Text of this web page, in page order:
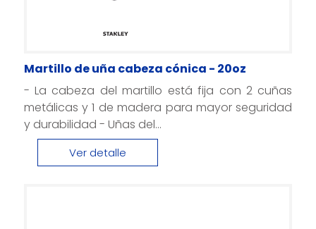
Martillo de uña cabeza cónica - 20oz
- La cabeza del martillo está fija con 2 cuñas
metálicas y 1 de madera para mayor seguridad
y durabilidad - Uñas del...
Ver detalle